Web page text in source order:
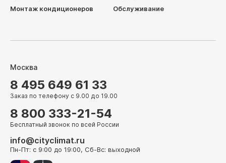
Монтаж кондиционеров
Обслуживание
Москва
8 495 649 61 33
Заказ по телефону с 9.00 до 19.00
8 800 333-21-54
Бесплатный звонок по всей России
info@cityclimat.ru
Пн-Пт: с 9:00 до 19:00, Сб-Вс: выходной